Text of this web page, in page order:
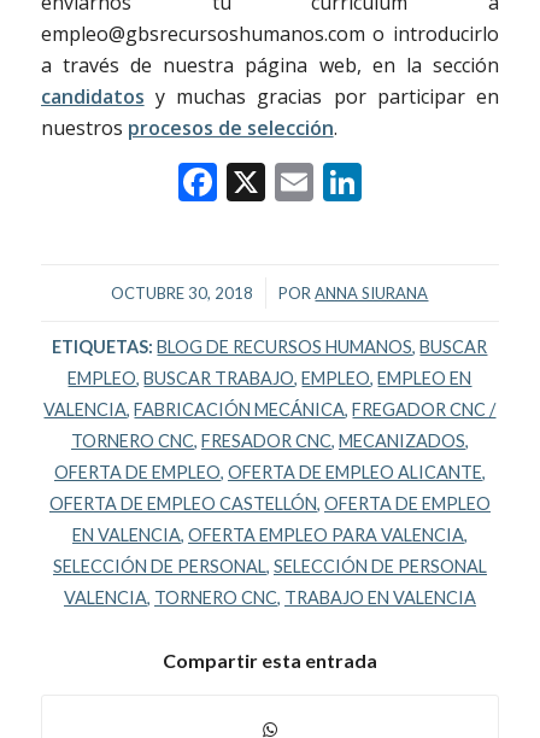
empleo@gbsrecursoshumanos.com o introducirlo
a través de nuestra página web, en la sección
candidatos y muchas gracias por participar en
nuestros procesos de selección.
Facebook
X EmailLinkedIn
OCTUBRE 30, 2018
/ PORANNA SIURANA
ETIQUETAS: BLOG DE RECURSOS HUMANOS,BUSCAR
EMPLEO,BUSCAR TRABAJO,EMPLEO,EMPLEO EN
VALENCIA,FABRICACIÓN MECÁNICA,FREGADOR CNC /
TORNERO CNC, FRESADOR CNC, MECANIZADOS,
OFERTA DE EMPLEO, OFERTA DE EMPLEO ALICANTE,
OFERTA DE EMPLEO CASTELLÓN, OFERTA DE EMPLEO
EN VALENCIA, OFERTA EMPLEO PARA VALENCIA,
SELECCIÓN DE PERSONAL, SELECCIÓN DE PERSONAL
VALENCIA, TORNERO CNC, TRABAJO EN VALENCIA
Compartir esta entrada